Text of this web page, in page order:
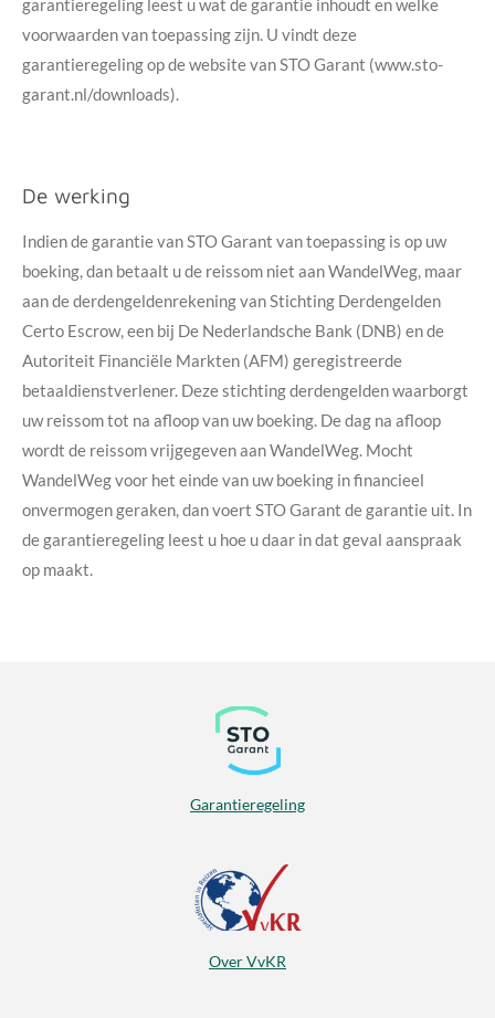
garantieregeling leest u wat de garantie inhoudt en welke
voorwaarden van toepassing zijn. U vindt deze
garantieregeling op de website van STO Garant (www.sto-
garant.nl/downloads).
De werking
Indien de garantie van STO Garant van toepassing is op uw
boeking, dan betaalt u de reissom niet aanWandelWeg , maar
aan de derdengeldenrekening van Stichting Derdengelden
Certo Escrow, een bij De Nederlandsche Bank (DNB) en de
Autoriteit Financiële Markten (AFM) geregistreerde
betaaldienstverlener. Deze stichting derdengelden waarborgt
uw reissom tot na afloop van uw boeking. De dag na afloop
wordt de reissom vrijgegeven aanWandelWeg . Mocht
WandelWegvoor het einde van uw boeking in financieel
onvermogen geraken, dan voert STO Garant de garantie uit. In
de garantieregeling leest u hoe u daar in dat geval aanspraak
op maakt.
Garantieregeling
Over VvKR